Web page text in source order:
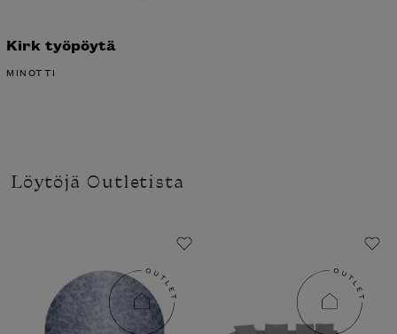
MINOTTI
Haluatko tilata Minotti’n katalogin
kotiisi?